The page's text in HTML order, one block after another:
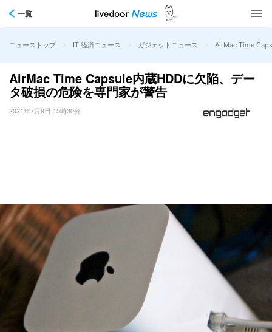
一覧
ニューストップ > IT 経済ニュース > ガジェットニュース > AirMac Time
AirMac Time Capsule内蔵HDDに欠陥、デー
タ破損の危険を専門家が警告
2021年7月9日 15時30分